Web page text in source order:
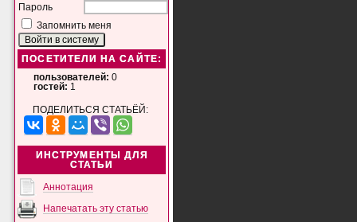
Пароль
Запомнить меня
ПОСЕТИТЕЛИ НА САЙТЕ:
пользователей: 0
гостей: 1
ПОДЕЛИТЬСЯ СТАТЬЁЙ:
ИНСТРУМЕНТЫ ДЛЯ
СТАТЬИ
Аннотация
Напечатать эту статью